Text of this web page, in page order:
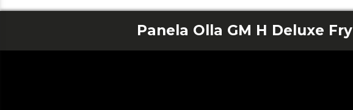
Panela Olla GM H Deluxe Fry